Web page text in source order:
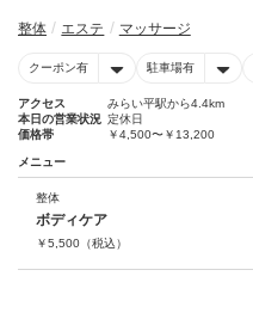
整体 エステ マッサージ
クーポン有 駐車場有
アクセス
みらい平駅から4.4km
本日の営業状況 定休日
価格帯
￥4,500〜￥13,200
メニュー
整体
ボディケア
￥5,500 （税込）